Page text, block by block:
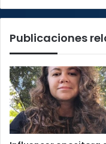
Publicaciones